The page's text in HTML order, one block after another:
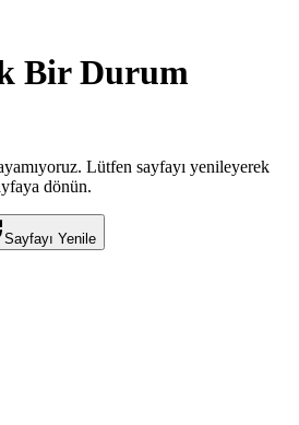
Bir Durum
Lütfen sayfayı yenileyerek
dönün.
Sayfayı Yenile